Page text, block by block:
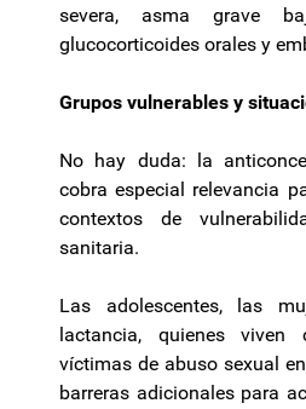
severa, asma grave
glucocorticoides orales y
Grupos vulnerables y
No hay duda: la
cobra especial relevancia
contextos de
sanitaria.
Las adolescentes, las
lactancia, quienes
víctimas de abuso sexual
barreras adicionales para